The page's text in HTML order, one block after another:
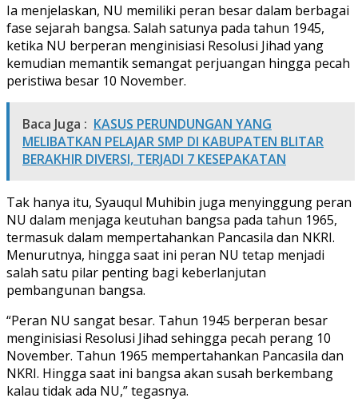
Ia menjelaskan, NU memiliki peran besar dalam berbagai
fase sejarah bangsa. Salah satunya pada tahun 1945,
ketika NU berperan menginisiasi Resolusi Jihad yang
kemudian memantik semangat perjuangan hingga pecah
peristiwa besar 10 November.
Baca Juga : KASUS PERUNDUNGAN YANG
MELIBATKAN PELAJAR SMP DI KABUPATEN BLITAR
BERAKHIR DIVERSI, TERJADI 7 KESEPAKATAN
Tak hanya itu, Syauqul Muhibin juga menyinggung peran
NU dalam menjaga keutuhan bangsa pada tahun 1965,
termasuk dalam mempertahankan Pancasila dan NKRI.
Menurutnya, hingga saat ini peran NU tetap menjadi
salah satu pilar penting bagi keberlanjutan
pembangunan bangsa.
“Peran NU sangat besar. Tahun 1945 berperan besar
menginisiasi Resolusi Jihad sehingga pecah perang 10
November. Tahun 1965 mempertahankan Pancasila dan
NKRI. Hingga saat ini bangsa akan susah berkembang
kalau tidak ada NU,” tegasnya.